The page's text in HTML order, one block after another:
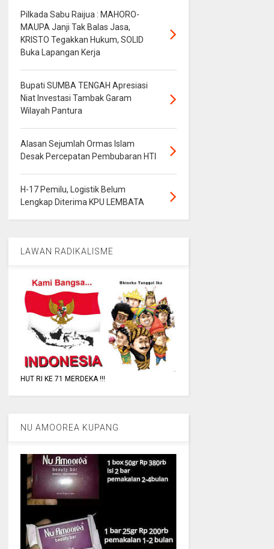
Pilkada Sabu Raijua : MAHORO-
MAUPA Janji Tak Balas Jasa,
KRISTO Tegakkan Hukum, SOLID
Buka Lapangan Kerja
Bupati SUMBA TENGAH Apresiasi
Niat Investasi Tambak Garam
Wilayah Pantura
Alasan Sejumlah Ormas Islam
Desak Percepatan Pembubaran HTI
H-17 Pemilu, Logistik Belum
Lengkap Diterima KPU LEMBATA
LAWAN RADIKALISME
HUT RI KE 71 MERDEKA !!!
NU AMOOREA KUPANG